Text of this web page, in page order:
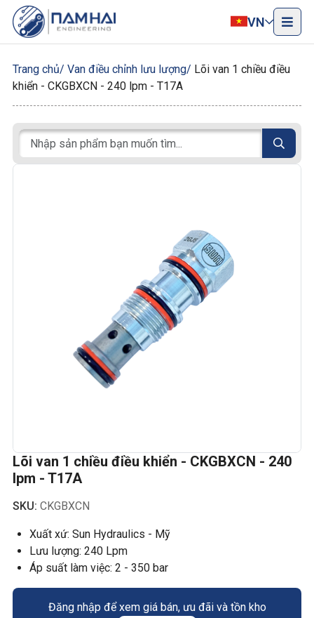
VN
Trang chủ Van điều chỉnh lưu lượng
Lõi van 1 chiều điều
khiển - CKGBXCN - 240 lpm - T17A
Lõi van 1 chiều điều khiển - CKGBXCN - 240
lpm - T17A
SKU: CKGBXCN
Xuất xứ: Sun Hydraulics - Mỹ
Lưu lượng: 240 Lpm
Áp suất làm việc: 2 - 350 bar
Đăng nhập để xem giá bán, ưu đãi và tồn kho